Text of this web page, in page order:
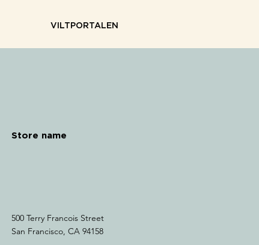
VILTPORTALEN
Store name
500 Terry Francois Street
San Francisco, CA 94158